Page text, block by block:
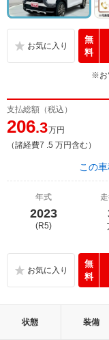
無
料
※お
支払総額（税込）
206.3万円
（諸経費7 .5 万円含む）
この
年式
2023
(R5)
無
料
状態 装備